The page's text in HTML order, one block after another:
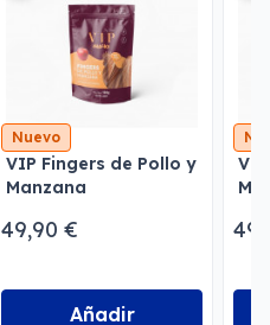
Nuevo
VIP Fingers de Pollo y
Manzana
49,90 €
Añadir